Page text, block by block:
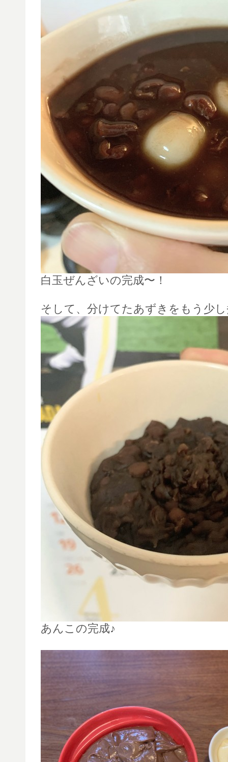
白玉ぜんざいの完成〜！
そして、分けてたあずきをもう少
あんこの完成♪